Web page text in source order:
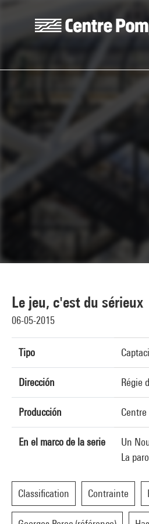
Le jeu, c'est du sérieux
06-05-2015
Tipo
Dirección Régie
Producción
En el marco de la serie
Un
La
Classification Contrainte